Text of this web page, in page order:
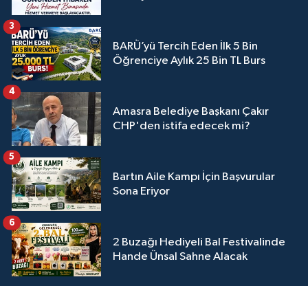
BARÜ’yü Tercih Eden İlk 5 Bin
Öğrenciye Aylık 25 Bin TL Burs
3
Amasra Belediye Başkanı Çakır
CHP'den istifa edecek mi?
4
Bartın Aile Kampı İçin Başvurular
Sona Eriyor
5
2 Buzağı Hediyeli Bal Festivalinde
Hande Ünsal Sahne Alacak
6